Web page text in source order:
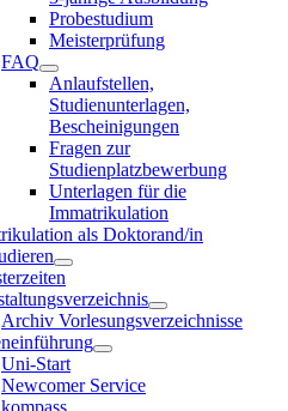
Probestudium
Meisterprüfung
FAQ
Anlaufstellen,
Studienunterlagen,
Bescheinigungen
Fragen zur
Studienplatzbewerbung
Unterlagen für die
Immatrikulation
als Doktorand/in
Archiv Vorlesungsverzeichnisse
Uni-Start
Newcomer Service
kompass